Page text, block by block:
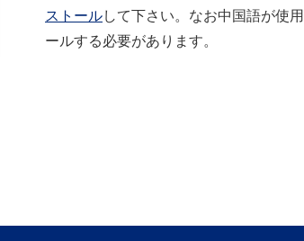
ストールして下さい。なお中国語が使
ールする必要があります。